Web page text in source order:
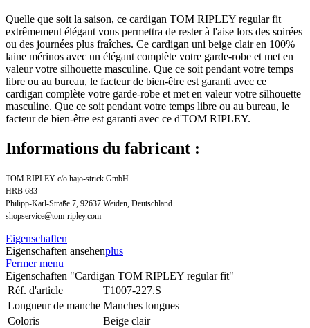
Quelle que soit la saison, ce cardigan TOM RIPLEY regular fit
extrêmement élégant vous permettra de rester à l'aise lors des soirées
ou des journées plus fraîches. Ce cardigan uni beige clair en 100%
laine mérinos avec un élégant complète votre garde-robe et met en
valeur votre silhouette masculine. Que ce soit pendant votre temps
libre ou au bureau, le facteur de bien-être est garanti avec ce
cardigan complète votre garde-robe et met en valeur votre silhouette
masculine. Que ce soit pendant votre temps libre ou au bureau, le
facteur de bien-être est garanti avec ce d'TOM RIPLEY.
Informations du fabricant :
TOM RIPLEY c/o hajo-strick GmbH
HRB 683
Philipp-Karl-Straße 7, 92637 Weiden, Deutschland
shopservice@tom-ripley.com
Eigenschaften
Eigenschaften ansehenplus
Fermer menu
Eigenschaften "Cardigan TOM RIPLEY regular fit"
Réf. d'article
T1007-227.S
Longueur de manche Manches longues
Coloris
Beige clair